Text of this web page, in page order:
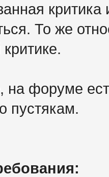
То же
форуме
пустякам.